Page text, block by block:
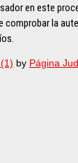
en este
la
by Página